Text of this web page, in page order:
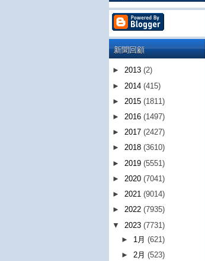
新聞回顧
► 2013 (2)
► 2014 (415)
► 2015 (1811)
► 2016 (1497)
► 2017 (2427)
► 2018 (3610)
► 2019 (5551)
► 2020 (7041)
► 2021 (9014)
► 2022 (7935)
▼ 2023 (7731)
► 1月(621)
► 2月(523)